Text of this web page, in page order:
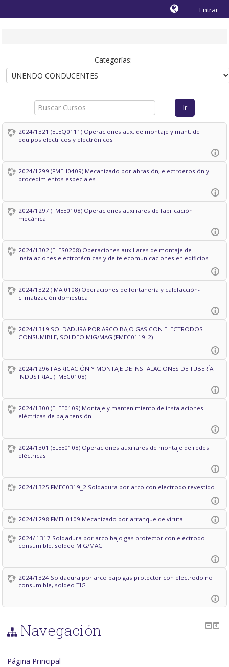
Entrar
Categorías:
Buscar
Cursos
Ir
2024/1321 (ELEQ0111) Operaciones aux. de montaje y mant. de
equipos eléctricos y electrónicos
2024/1299 (FMEH0409) Mecanizado por abrasión, electroerosión y
procedimientos especiales
2024/1297 (FMEE0108) Operaciones auxiliares de fabricación
mecánica
2024/1302 (ELES0208) Operaciones auxiliares de montaje de
instalaciones electrotécnicas y de telecomunicaciones en edificios
2024/1322 (IMAI0108) Operaciones de fontanería y calefacción-
climatización doméstica
2024/1319 SOLDADURA POR ARCO BAJO GAS CON ELECTRODOS
CONSUMIBLE, SOLDEO MIG/MAG (FMEC0119_2)
2024/1296 FABRICACIÓN Y MONTAJE DE INSTALACIONES DE TUBERÍA
INDUSTRIAL (FMEC0108)
2024/1300 (ELEE0109) Montaje y mantenimiento de instalaciones
eléctricas de baja tensión
2024/1301 (ELEE0108) Operaciones auxiliares de montaje de redes
eléctricas
2024/1325 FMEC0319_2 Soldadura por arco con electrodo revestido
2024/1298 FMEH0109 Mecanizado por arranque de viruta
2024/ 1317 Soldadura por arco bajo gas protector con electrodo
consumible, soldeo MIG/MAG
2024/1324 Soldadura por arco bajo gas protector con electrodo no
consumible, soldeo TIG
Navegación
Página Principal